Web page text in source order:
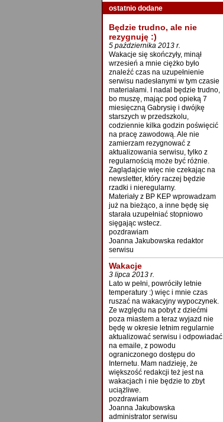
ostatnio dodane
Będzie trudno, ale nie
rezygnuję :)
5 października 2013 r.
Wakacje się skończyły, minął
wrzesień a mnie ciężko było
znaleźć czas na uzupełnienie
serwisu nadesłanymi w tym czasie
materiałami. I nadal będzie trudno,
bo muszę, mając pod opieką 7
miesięczną Gabrysię i dwójkę
starszych w przedszkolu,
codziennie kilka godzin poświęcić
na pracę zawodową. Ale nie
zamierzam rezygnować z
aktualizowania serwisu, tylko z
regularnością może być różnie.
Zaglądajcie więc nie czekając na
newsletter, który raczej będzie
rzadki i nieregularny.
Materiały z BP KEP wprowadzam
już na bieżąco, a inne będę się
starała uzupełniać stopniowo
sięgając wstecz.
pozdrawiam
Joanna Jakubowska redaktor
serwisu
Wakacje
3 lipca 2013 r.
Lato w pełni, powróciły letnie
temperatury :) więc i mnie czas
ruszać na wakacyjny wypoczynek.
Ze względu na pobyt z dziećmi
poza miastem a teraz wyjazd nie
będę w okresie letnim regularnie
aktualizować serwisu i odpowiadać
na emaile, z powodu
ograniczonego dostępu do
Internetu. Mam nadzieję, że
większość redakcji też jest na
wakacjach i nie będzie to zbyt
uciążliwe.
pozdrawiam
Joanna Jakubowska
administrator serwisu